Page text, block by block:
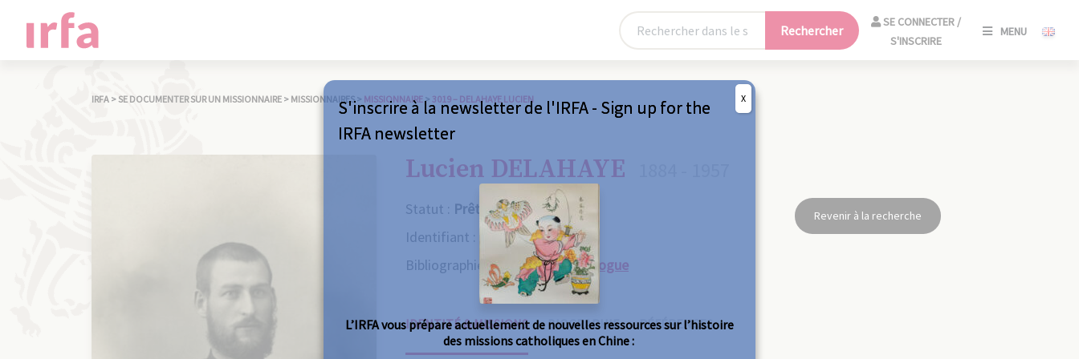
Rechercher
SE CONNECTER /
S'INSCRIRE
MENU
IRFA >SE DOCUMENTER SUR UN MISSIONNAIRE > MISSIONNAIRES > MISSIONNAIRE> 3019 – DELAHAYE LUCIEN
Lucien DELAHAYE
Statut : Prêtre
Identifiant : 3019
Bibliographie :Consulter le catalogue
Revenir à la recherche
IDENTITÉ & MISSIONS BIOGRAPHIE RÉFÉRENCES
S'inscrire à la newsletter de l'IRFA - Sign up for the
IRFA newsletter
L’IRFA vous prépare actuellement de nouvelles ressources sur l’histoire
des missions catholiques en Chine :
X